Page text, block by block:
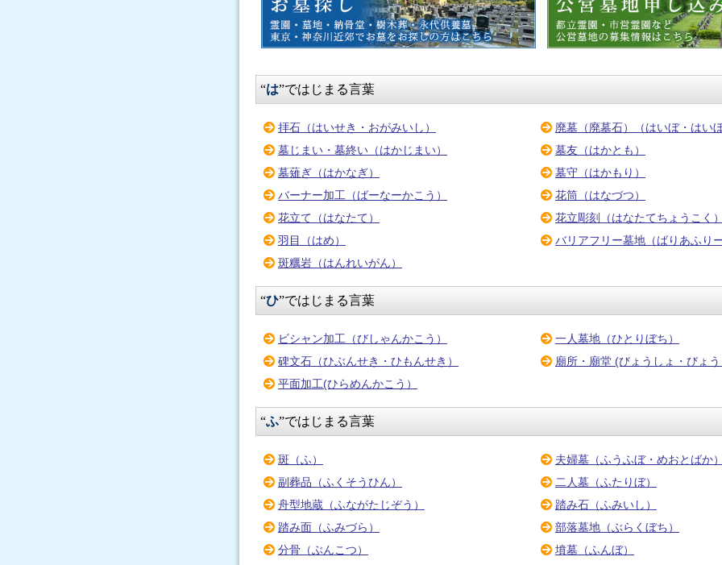
“は”ではじまる言葉
拝石（はいせき・おがみいし）
廃墓（廃墓石）（はいぼ・はい
墓じまい・墓終い（はかじまい）
墓友（はかとも）
墓薙ぎ（はかなぎ）
墓守（はかもり）
バーナー加工（ばーなーかこう）
花筒（はなづつ）
花立て（はなたて）
花立彫刻（はなたてちょうこく
羽目（はめ）
バリアフリー墓地（ばりあふり
斑糲岩（はんれいがん）
“ひ”ではじまる言葉
ビシャン加工（びしゃんかこう）
一人墓地（ひとりぼち）
碑文石（ひぶんせき・ひもんせき）
廟所・廟堂 (びょうしょ・びょ
平面加工(ひらめんかこう）
“ふ”ではじまる言葉
斑（ふ）
夫婦墓（ふうふぼ・めおとばか
副葬品（ふくそうひん）
二人墓（ふたりぼ）
舟型地蔵（ふながたじぞう）
踏み石（ふみいし）
踏み面（ふみづら）
部落墓地（ぶらくぼち）
分骨（ぶんこつ）
墳墓（ふんぼ）